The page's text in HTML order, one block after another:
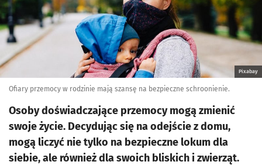
Pixabay
Ofiary przemocy w rodzinie mają szansę na bezpieczne schroonienie.
Osoby doświadczające przemocy mogą zmienić
swoje życie. Decydując się na odejście z domu,
mogą liczyć nie tylko na bezpieczne lokum dla
siebie, ale również dla swoich bliskich i zwierząt.